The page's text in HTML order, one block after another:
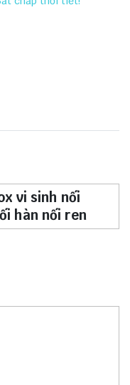
vi sinh nối
hàn nối ren